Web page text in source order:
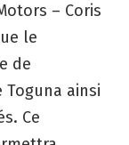
– Coris
le
de
ainsi
Ce